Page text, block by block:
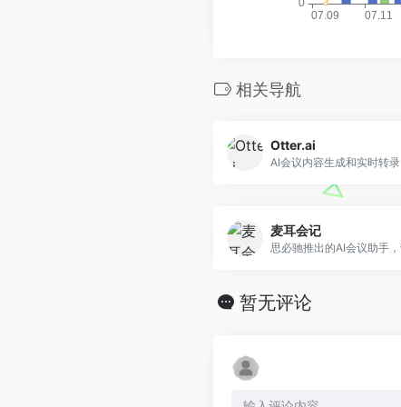
相关导航
Otter.ai
AI会议内容生成和实时转录
麦耳会记
暂无评论